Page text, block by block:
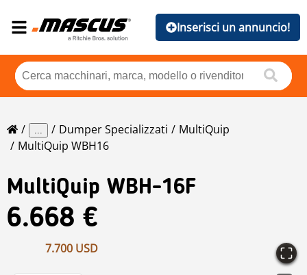
Inserisci un annuncio!
... Dumper Specializzati
MultiQuip
MultiQuip WBH16
MultiQuip WBH-16F
6.668 €
7.700 USD